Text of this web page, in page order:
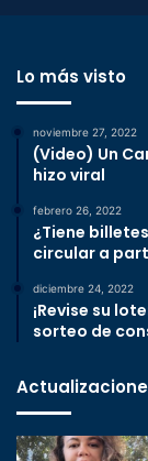
Lo más visto
noviembre 27, 2022
(Video) Un
hizo viral
febrero 26, 2022
¿Tiene
circular a
diciembre 24, 2022
¡Revise su
sorteo de